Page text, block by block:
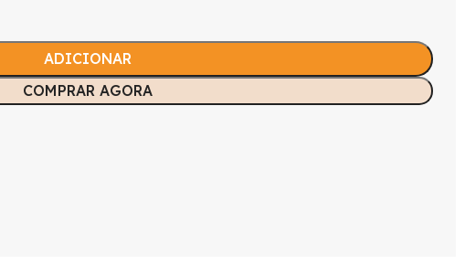
ADICIONAR
COMPRAR AGORA